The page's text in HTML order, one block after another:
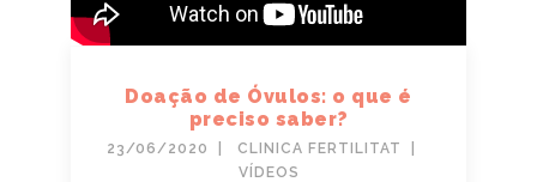
Doação de Óvulos: o que é
preciso saber?
23/06/2020
CLINICA FERTILITAT
VÍDEOS